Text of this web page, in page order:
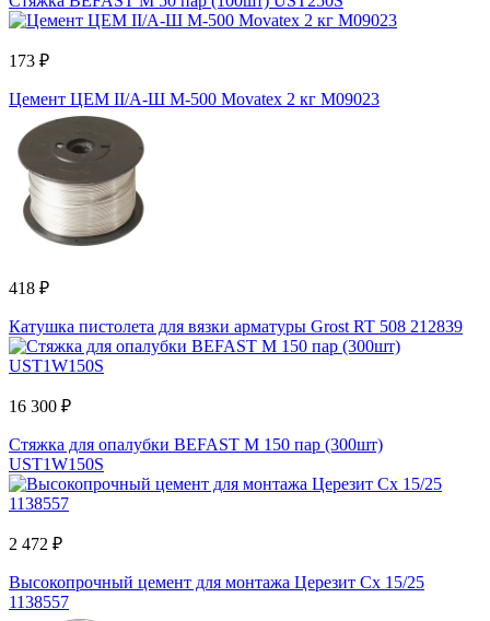
173 ₽
Цемент ЦЕМ II/А-Ш М-500 Movatex 2 кг М09023
418 ₽
Катушка пистолета для вязки арматуры Grost RT 508 212839
16 300 ₽
Стяжка для опалубки BEFAST М 150 пар (300шт)
UST1W150S
2 472 ₽
Высокопрочный цемент для монтажа Церезит Cx 15/25
1138557